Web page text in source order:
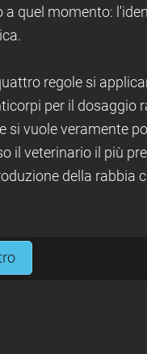
a quel momento:
regole si
per il dosaggio
si vuole veramente
il veterinario il più
della rabbia